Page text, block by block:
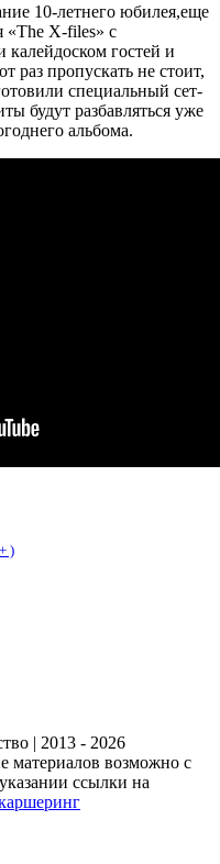
10-летнего юбилея,еще
«The X-files» с
гостей и
раз пропускать не стоит,
специальный сет-
будут разбавляться уже
альбома.
)
| 2013 - 2026
материалов возможно с
ссылки на